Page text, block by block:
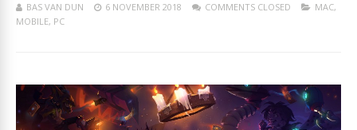
BAS VAN DUN 6 NOVEMBER 2018 COMMENTS CLOSED MAC,
MOBILE, PC